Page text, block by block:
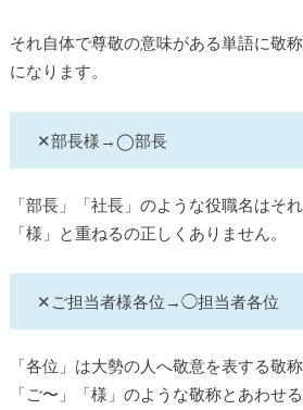
それ自体で尊敬の意味がある単語に敬
になります。
✕部長様→◯部長
「部長」「社長」のような役職名はそ
「様」と重ねるの正しくありません。
✕ご担当者様各位→◯担当者各位
「各位」は大勢の人へ敬意を表する敬
「ご〜」「様」のような敬称とあわせ